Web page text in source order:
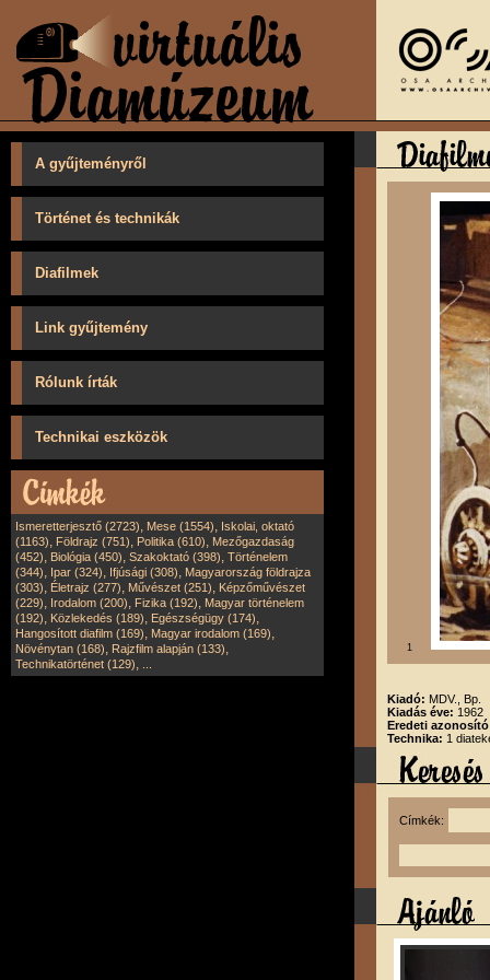
A gyűjteményről
Történet és technikák
Diafilmek
Link gyűjtemény
Rólunk írták
Technikai eszközök
Ismeretterjesztő (2723), Mese (1554), Iskolai, oktató
(1163), Földrajz (751), Politika (610), Mezőgazdaság
(452), Biológia (450), Szakoktató (398), Történelem
(344), Ipar (324), Ifjúsági (308), Magyarország földrajza
(303), Életrajz (277), Művészet (251), Képzőművészet
(229), Irodalom (200), Fizika (192), Magyar történelem
(192), Közlekedés (189), Egészségügy (174),
Hangosított diafilm (169), Magyar irodalom (169),
Növénytan (168), Rajzfilm alapján (133),
Technikatörténet (129),
1
Kiadó: MDV., Bp.
Kiadás éve: 1962
Eredeti
Technika: 1
Címkék: